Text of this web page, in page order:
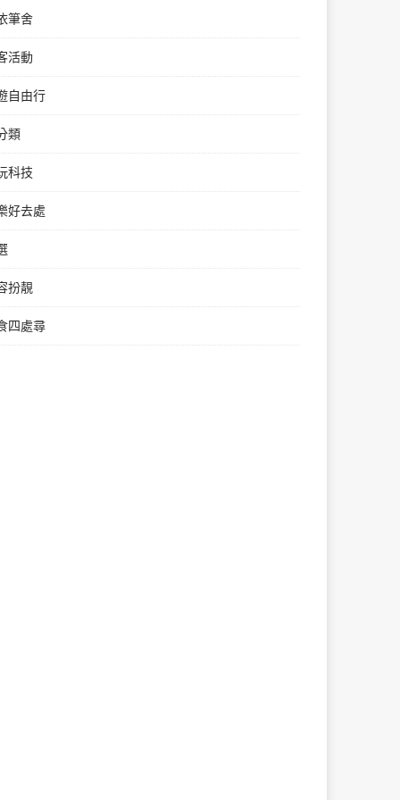
筆舍
活動
自由行
類
科技
好去處
扮靚
四處尋